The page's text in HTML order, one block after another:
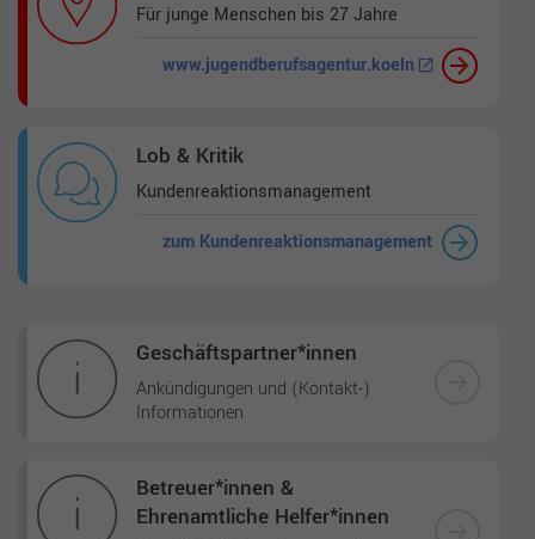
Für junge Menschen bis 27 Jahre
www.jugendberufsagentur.koeln
Lob & Kritik
Kundenreaktions­management
zum Kundenreaktionsmanagement
Geschäfts­partner*innen
Ankündigungen und (Kontakt-)
Informationen
Betreuer*innen &
Ehrenamtliche Helfer*innen